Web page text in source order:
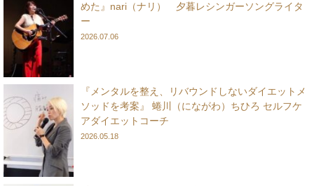
めた』nari（ナリ） 夕暮レシンガーソングライタ
ー
2026.07.06
『メンタルを整え、リバウンドしないダイエットメ
ソッドを考案』 蜷川（にながわ）ちひろ セルフケ
アダイエットコーチ
2026.05.18